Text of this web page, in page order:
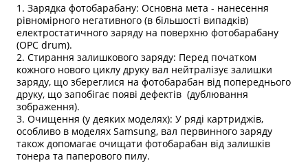
1. Зарядка фотобарабану: Основна мета - нанесення
рівномірного негативного (в більшості випадків)
електростатичного заряду на поверхню фотобарабану
(OPC drum).
2. Стирання залишкового заряду: Перед початком
кожного нового циклу друку вал нейтралізує залишки
заряду, що збереглися на фотобарабан від попереднього
друку, що запобігає появі дефектів (дублювання
зображення).
3. Очищення (у деяких моделях): У ряді картриджів,
особливо в моделях Samsung, вал первинного заряду
також допомагає очищати фотобарабан від залишків
тонера та паперового пилу.